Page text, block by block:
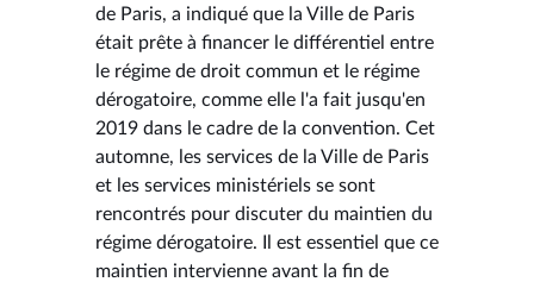
de Paris, a indiqué que la Ville de Paris
était prête à financer le différentiel entre
le régime de droit commun et le régime
dérogatoire, comme elle l'a fait jusqu'en
2019 dans le cadre de la convention. Cet
automne, les services de la Ville de Paris
et les services ministériels se sont
rencontrés pour discuter du maintien du
régime dérogatoire. Il est essentiel que ce
maintien intervienne avant la fin de